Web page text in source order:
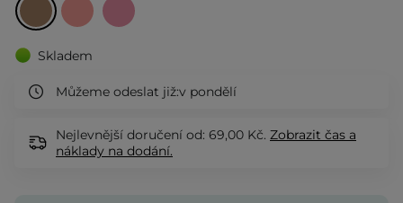
Skladem
Můžeme odeslat již:v pondělí
Nejlevnější doručení od: 69,00 Kč. Zobrazit čas a
náklady na dodání.